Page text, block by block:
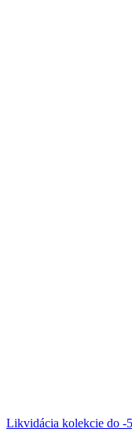
Likvidácia kolekcie do -